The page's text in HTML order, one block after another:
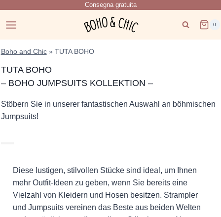
contenuto
Consegna gratuita
0
Boho and Chic» TUTA BOHO
TUTA BOHO
– BOHO JUMPSUITS KOLLEKTION –
Stöbern Sie in unserer fantastischen Auswahl an böhmischen
Jumpsuits!
Diese lustigen, stilvollen Stücke sind ideal, um Ihnen
mehr Outfit-Ideen zu geben, wenn Sie bereits eine
Vielzahl von Kleidern und Hosen besitzen. Strampler
und Jumpsuits vereinen das Beste aus beiden Welten